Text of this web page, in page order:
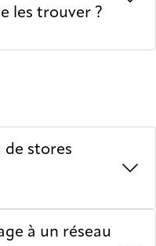
les trouver ?
de stores
à un réseau